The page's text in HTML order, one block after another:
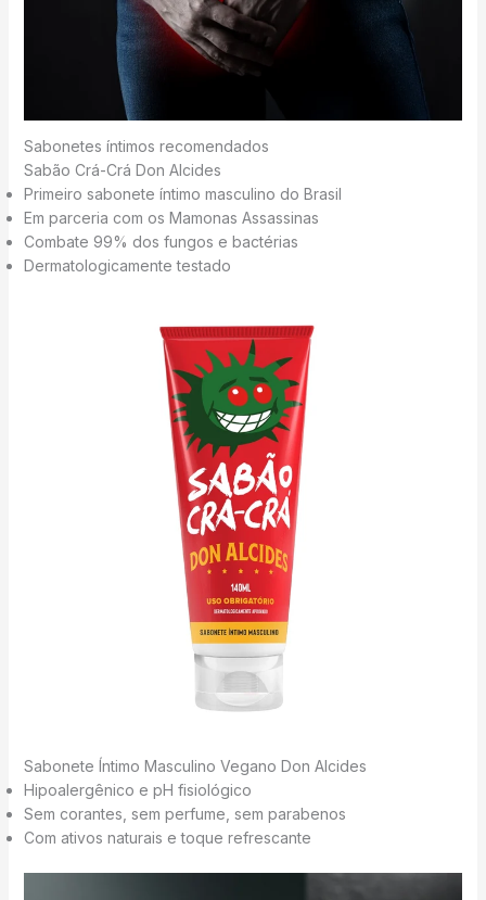
Sabonetes íntimos recomendados
Sabão Crá-Crá Don Alcides
Primeiro sabonete íntimo masculino do Brasil
Em parceria com os Mamonas Assassinas
Combate 99% dos fungos e bactérias
Dermatologicamente testado
Sabonete Íntimo Masculino Vegano Don Alcides
Hipoalergênico e pH fisiológico
Sem corantes, sem perfume, sem parabenos
Com ativos naturais e toque refrescante